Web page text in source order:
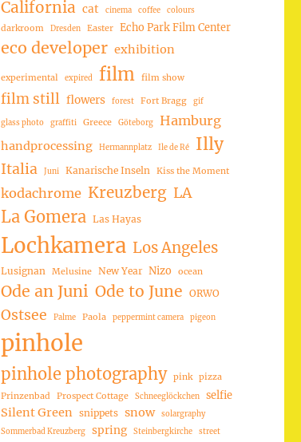
California cat cinema coffee colours
darkroom Dresden Easter Echo Park Film Center
eco developer exhibition
experimental expired film film show
film still flowers forest Fort Bragg gif
glass photo graffiti Greece Göteborg Hamburg
handprocessing Hermannplatz Ile de Ré Illy
Italia Juni Kanarische Inseln Kiss the Moment
kodachrome Kreuzberg LA
La Gomera Las Hayas
Lochkamera Los Angeles
Lusignan Melusine New Year Nizo ocean
Ode an Juni Ode to June ORWO
Ostsee Palme Paola peppermint camera pigeon
pinhole
pinhole photography pink pizza
Prinzenbad
Prospect Cottage Schneeglöckchen selfie
Silent Green snippets snow
solargraphy
Sommerbad Kreuzberg
spring Steinbergkirche street